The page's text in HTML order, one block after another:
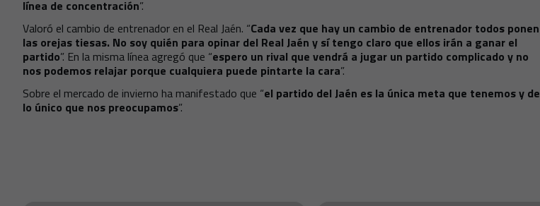
línea de concentración”.
Valoró el cambio de entrenador en el Real Jaén. “Cada vez que hay un cambio de entrenador todos ponen
las orejas tiesas. No soy quién para opinar del Real Jaén y sí tengo claro que ellos irán a ganar el
partido”. En la misma línea agregó que “espero un rival que vendrá a jugar un partido complicado y no
nos podemos relajar porque cualquiera puede pintarte la cara”.
Sobre el mercado de invierno ha manifestado que “el partido del Jaén es la única meta que tenemos y de
lo único que nos preocupamos”.